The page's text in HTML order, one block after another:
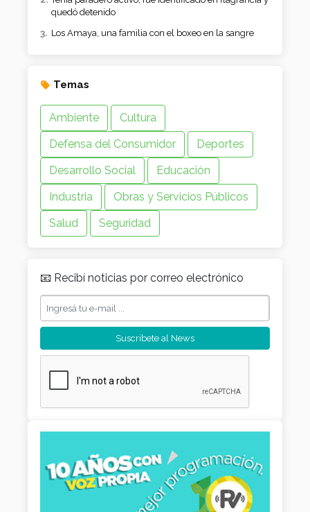
quedó detenido
Los Amaya, una familia con el boxeo en la sangre
Temas
Ambiente
Cultura
Defensa del Consumidor
Deportes
Desarrollo Social
Educación
Industria
Obras y Servicios Públicos
Salud
Seguridad
📧 Recibí noticias por correo electrónico